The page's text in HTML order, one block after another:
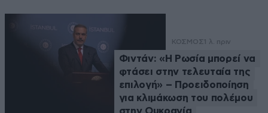
ΚΟΣΜΟΣ 1 λ. πριν
Φιντάν: «Η Ρωσία μπορεί να
φτάσει στην τελευταία της
επιλογή» – Προειδοποίηση
για κλιμάκωση του πολέμου